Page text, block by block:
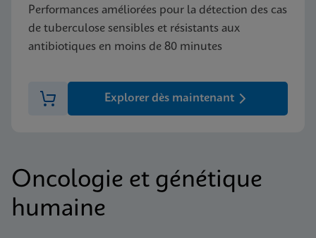
Performances améliorées pour la détection des cas
de tuberculose sensibles et résistants aux
antibiotiques en moins de 80 minutes
Explorer dès maintenant
Oncologie et génétique
humaine